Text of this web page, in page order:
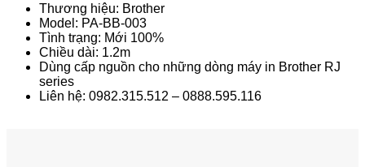
Thương hiệu: Brother
Model: PA-BB-003
Tình trạng: Mới 100%
Chiều dài: 1.2m
Dùng cấp nguồn cho những dòng máy in Brother RJ
series
Liên hệ: 0982.315.512 – 0888.595.116